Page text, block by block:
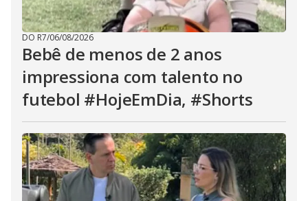
DO R7/06/08/2026
Bebê de menos de 2 anos
impressiona com talento no
futebol #HojeEmDia, #Shorts